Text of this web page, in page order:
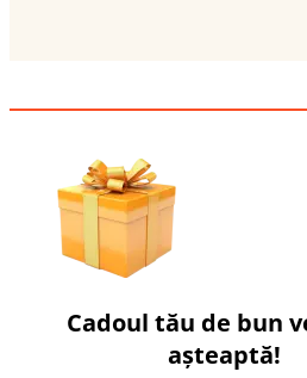
Cadoul tău de bun
așteaptă!